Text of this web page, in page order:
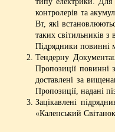
контролерів та
Вт, які
таких світильників з
Підрядники повинні
Тендерну
Пропозиції повинні
доставлені за
Пропозиції, надані
Зацікавлені
«Каленський